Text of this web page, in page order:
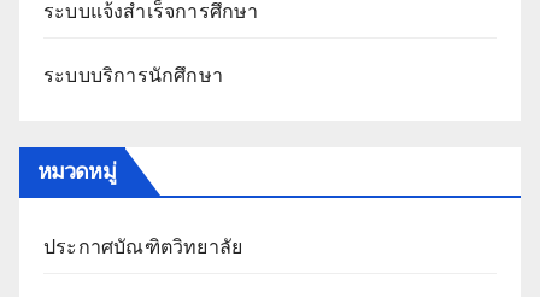
ระบบแจ้งสำเร็จการศึกษา
ระบบบริการนักศึกษา
หมวดหมู่
ประกาศบัณฑิตวิทยาลัย